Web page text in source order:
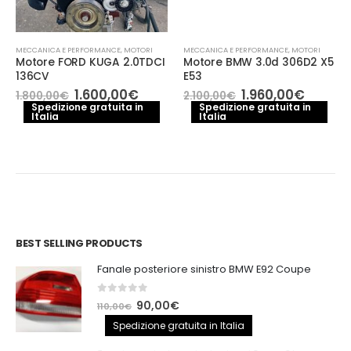
MECCANICA E PERFORMANCE, MOTORI
Motore FORD KUGA 2.0TDCI
136CV
1.800,00€ Il
prezzo
originale
1.600,00€Il
prezzo
attuale
Spedizione gratuita in
Italia
MECCANICA E PERFORMANCE, MOTORI
Motore BMW 3.0d 306D2 X5
E53
2.100,00€ Il
prezzo
originale
1.960,00€Il
prezzo
Spedizione gratuita in
Italia
BEST SELLING PRODUCTS
Fanale posteriore sinistro BMW E92 Coupe
out of 5
110,00€ Il
prezzo
originale
90,00€Il
prezzo
attuale
Spedizione gratuita in Italia